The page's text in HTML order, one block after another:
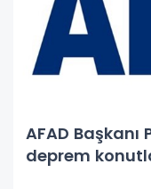
AFAD
deprem